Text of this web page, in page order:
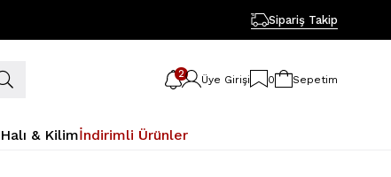
Sipariş Takip
2 Üye Girişi 0 Sepetim
Halı & Kilimİndirimli Ürünler